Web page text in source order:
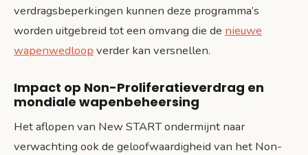
verdragsbeperkingen kunnen deze programma’s
worden uitgebreid tot een omvang die de nieuwe
wapenwedloop verder kan versnellen.
Impact op Non-Proliferatieverdrag en
mondiale wapenbeheersing
Het aflopen van New START ondermijnt naar
verwachting ook de geloofwaardigheid van het Non-